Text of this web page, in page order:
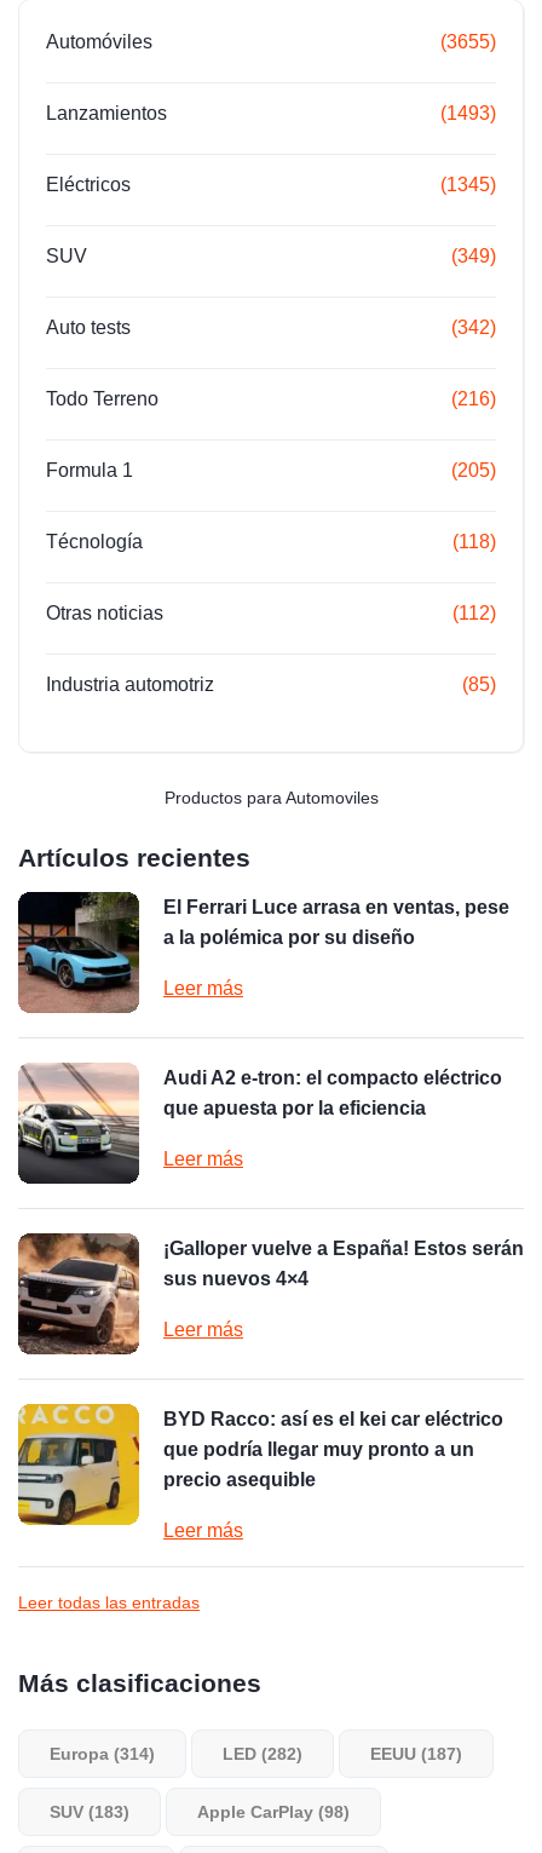
Automóviles (3655)
Lanzamientos (1493)
Eléctricos (1345)
SUV (349)
Auto tests (342)
Todo Terreno (216)
Formula 1 (205)
Técnología (118)
Otras noticias (112)
Industria automotriz (85)
Productos para Automoviles
Artículos recientes
El Ferrari Luce arrasa en ventas, pese
a la polémica por su diseño
Leer más
Audi A2 e-tron: el compacto eléctrico
que apuesta por la eficiencia
Leer más
¡Galloper vuelve a España! Estos serán
sus nuevos 4×4
Leer más
BYD Racco: así es el kei car eléctrico
que podría llegar muy pronto a un
precio asequible
Leer más
Leer todas las entradas
Más clasificaciones
Europa (314) LED (282) EEUU (187)
SUV (183) Apple CarPlay (98)